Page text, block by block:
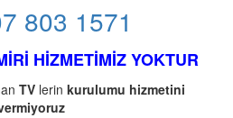
803 1571
HİZMETİMİZ YOKTUR
TVlerin kurulumu hizmetini